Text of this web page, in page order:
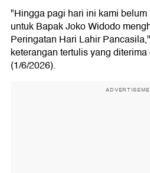
"Hingga pagi hari ini kami
untuk Bapak Joko Widodo
Peringatan Hari Lahir
keterangan tertulis yang diterima
(1/6/2026).